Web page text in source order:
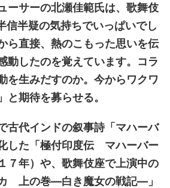
ーサーの北瀬佳範氏は、歌舞伎
信半疑の気持ちでいっぱいでし
ら直接、熱のこもった思いを伝
動したのを覚えています。コラ
を生みだすのか。今からワクワ
と期待を募らせる。
古代インドの叙事詩「マハーバ
した「極付印度伝 マハーバー
７年）や、歌舞伎座で上演中の
カ 上の巻―白き魔女の戦記―」